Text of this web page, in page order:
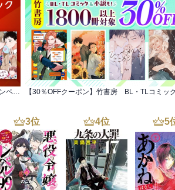
準新刊試し読み増量＆プレイバック 割引キャンペーン
3位 4位 5